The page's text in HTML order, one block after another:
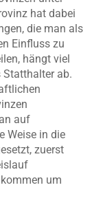
hat dabei
die man als
Einfluss zu
hängt viel
Statthalter ab.
auf
Weise in die
zuerst
um